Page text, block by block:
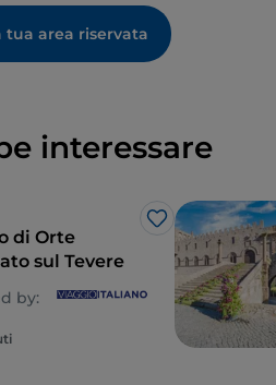
tua area riservata
interessare
Like
di Orte
sul Tevere
by: